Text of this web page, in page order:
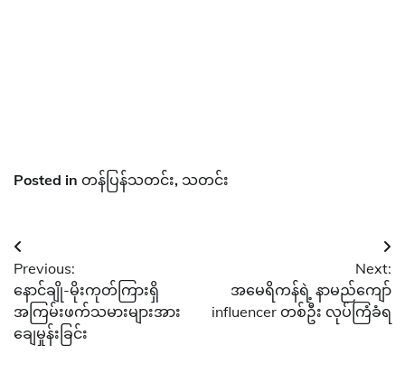
Posted in တန်ပြန်သတင်း, သတင်း
Post
navigation
Previous:
နောင်ချို-မိုးကုတ်ကြားရှိ
အကြမ်းဖက်သမားများအား
ချေမှုန်းခြင်း
Next:
အမေရိကန်ရဲ့ နာမည်ကျော်
influencer တစ်ဦး လုပ်ကြံခံရ